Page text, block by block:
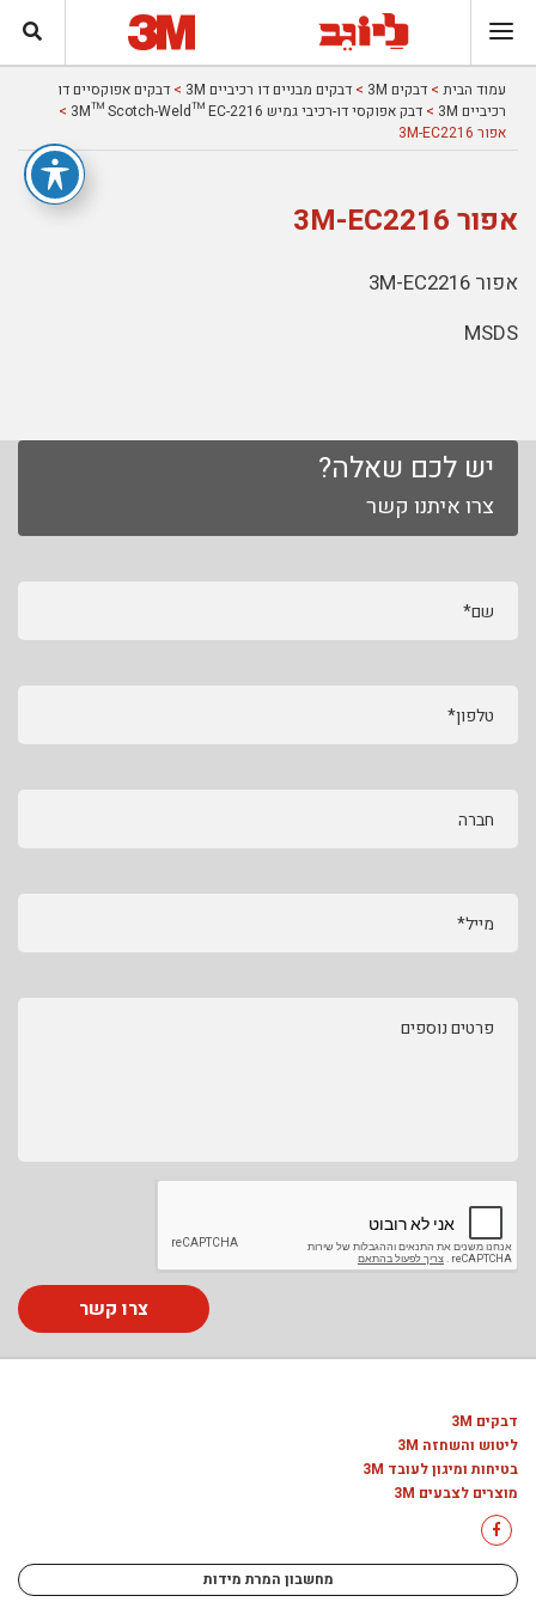
עמוד הבית > דבקים 3M > דבקים מבניים דו רכיביים 3M > דבקים אפוקסיים דו
רכיביים 3M
> דבק אפוקסי דו-רכיבי גמיש 3M™ Scotch-Weld™ EC-2216
>
אפור 3M-EC2216
אפור 3M-EC2216
אפור 3M-EC2216
MSDS
יש לכם שאלה?
צרו איתנו קשר
שם*
טלפון*
חברה
מייל*
פרטים נוספים
צרו קשר
דבקים 3M
ליטוש והשחזה 3M
בטיחות ומיגון לעובד 3M
מוצרים לצבעים 3M
מחשבון המרת מידות